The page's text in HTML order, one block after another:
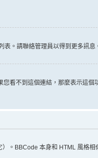
。請聯絡管理員以得到更多訊息
看不到這個連結，那麼表示這
BBCode 本身和 HTML 風格